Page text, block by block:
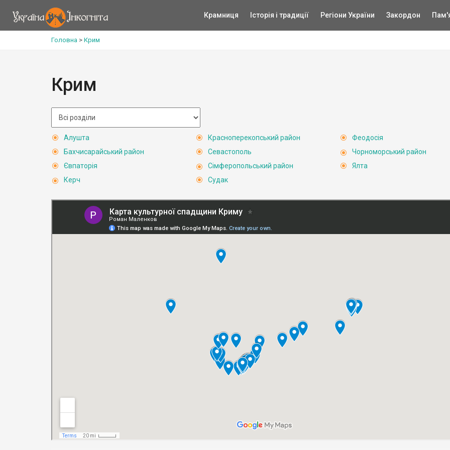
Крамниця Історія і традиції Регіони України Закордон
Головна > Крим
Крим
Алушта
Бахчисарайський район
Євпаторія
Керч
Красноперекопський район
Севастополь
Сімферопольський район
Судак
Феодосія
Чорноморський район
Ялта